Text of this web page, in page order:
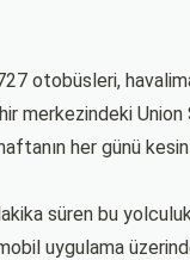
otobüsleri,
merkezindeki Union
her günü
süren bu
uygulama